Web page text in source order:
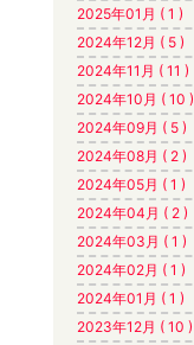
2025年01月 ( 1 )
2024年12月 ( 5 )
2024年11月 ( 11 )
2024年10月 ( 10 )
2024年09月 ( 5 )
2024年08月 ( 2 )
2024年05月 ( 1 )
2024年04月 ( 2 )
2024年03月 ( 1 )
2024年02月 ( 1 )
2024年01月 ( 1 )
2023年12月 ( 10 )